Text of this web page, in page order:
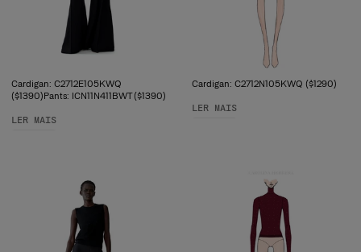
Cardigan: C2712E105KWQ
($1390)Pants: ICN11N411BWT ($1390)
LER MAIS
Cardigan: C2712N105KWQ ($1290)
LER MAIS